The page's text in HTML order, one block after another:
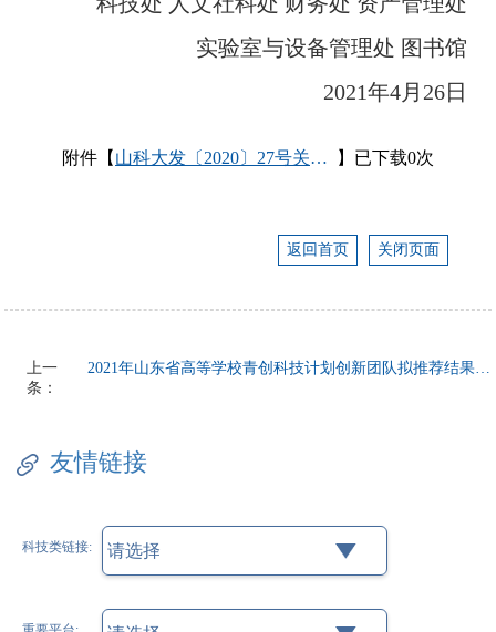
实验室与设备管理处 图书馆
2021年4月26日
附件【 山科大发〔2020〕27号关于印发《山东科技大学科研财务助理岗位管理办法（试行）》等2个管理办法的通知(1).pdf 】已下载0次
返回首页 关闭页面
上一
条：
2021年山东省高等学校青创科技计划创新团队拟推荐结果公示
友情链接
科技类链接: 请选择